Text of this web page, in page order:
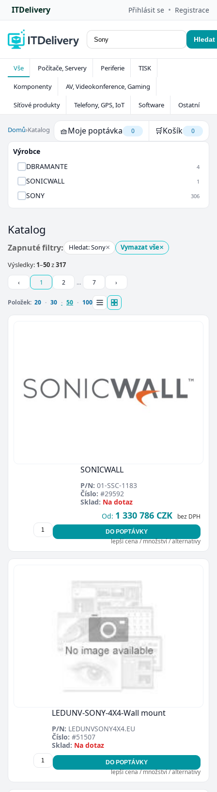
ITDelivery Přihlásit se • Registrace
Hledat
Vše Počítače, Servery Periferie TISK
Komponenty AV, Videokonference, Gaming
Síťové produkty Telefony, GPS, IoT Software Ostatní
Domů›Katalog 🧺Moje poptávka 0 🛒Košík 0
Výrobce
DBRAMANTE
4
SONICWALL 1
SONY 306
Katalog
Zapnuté filtry: Hledat: Sony× Vymazat vše×
Výsledky: 1–50z317
‹ 1 2 … 7 ›
Položek: 20 30 50 100
SONICWALL
P/N: 01-SSC-1183
Číslo: #29592
Sklad: Na dotaz
Od: 1 330 786 CZK bez DPH
DO POPTÁVKY
lepší cena / množství / alternativy
LEDUNV-SONY-4X4-Wall mount
P/N: LEDUNVSONY4X4.EU
Číslo: #51507
Sklad: Na dotaz
DO POPTÁVKY
lepší cena / množství / alternativy